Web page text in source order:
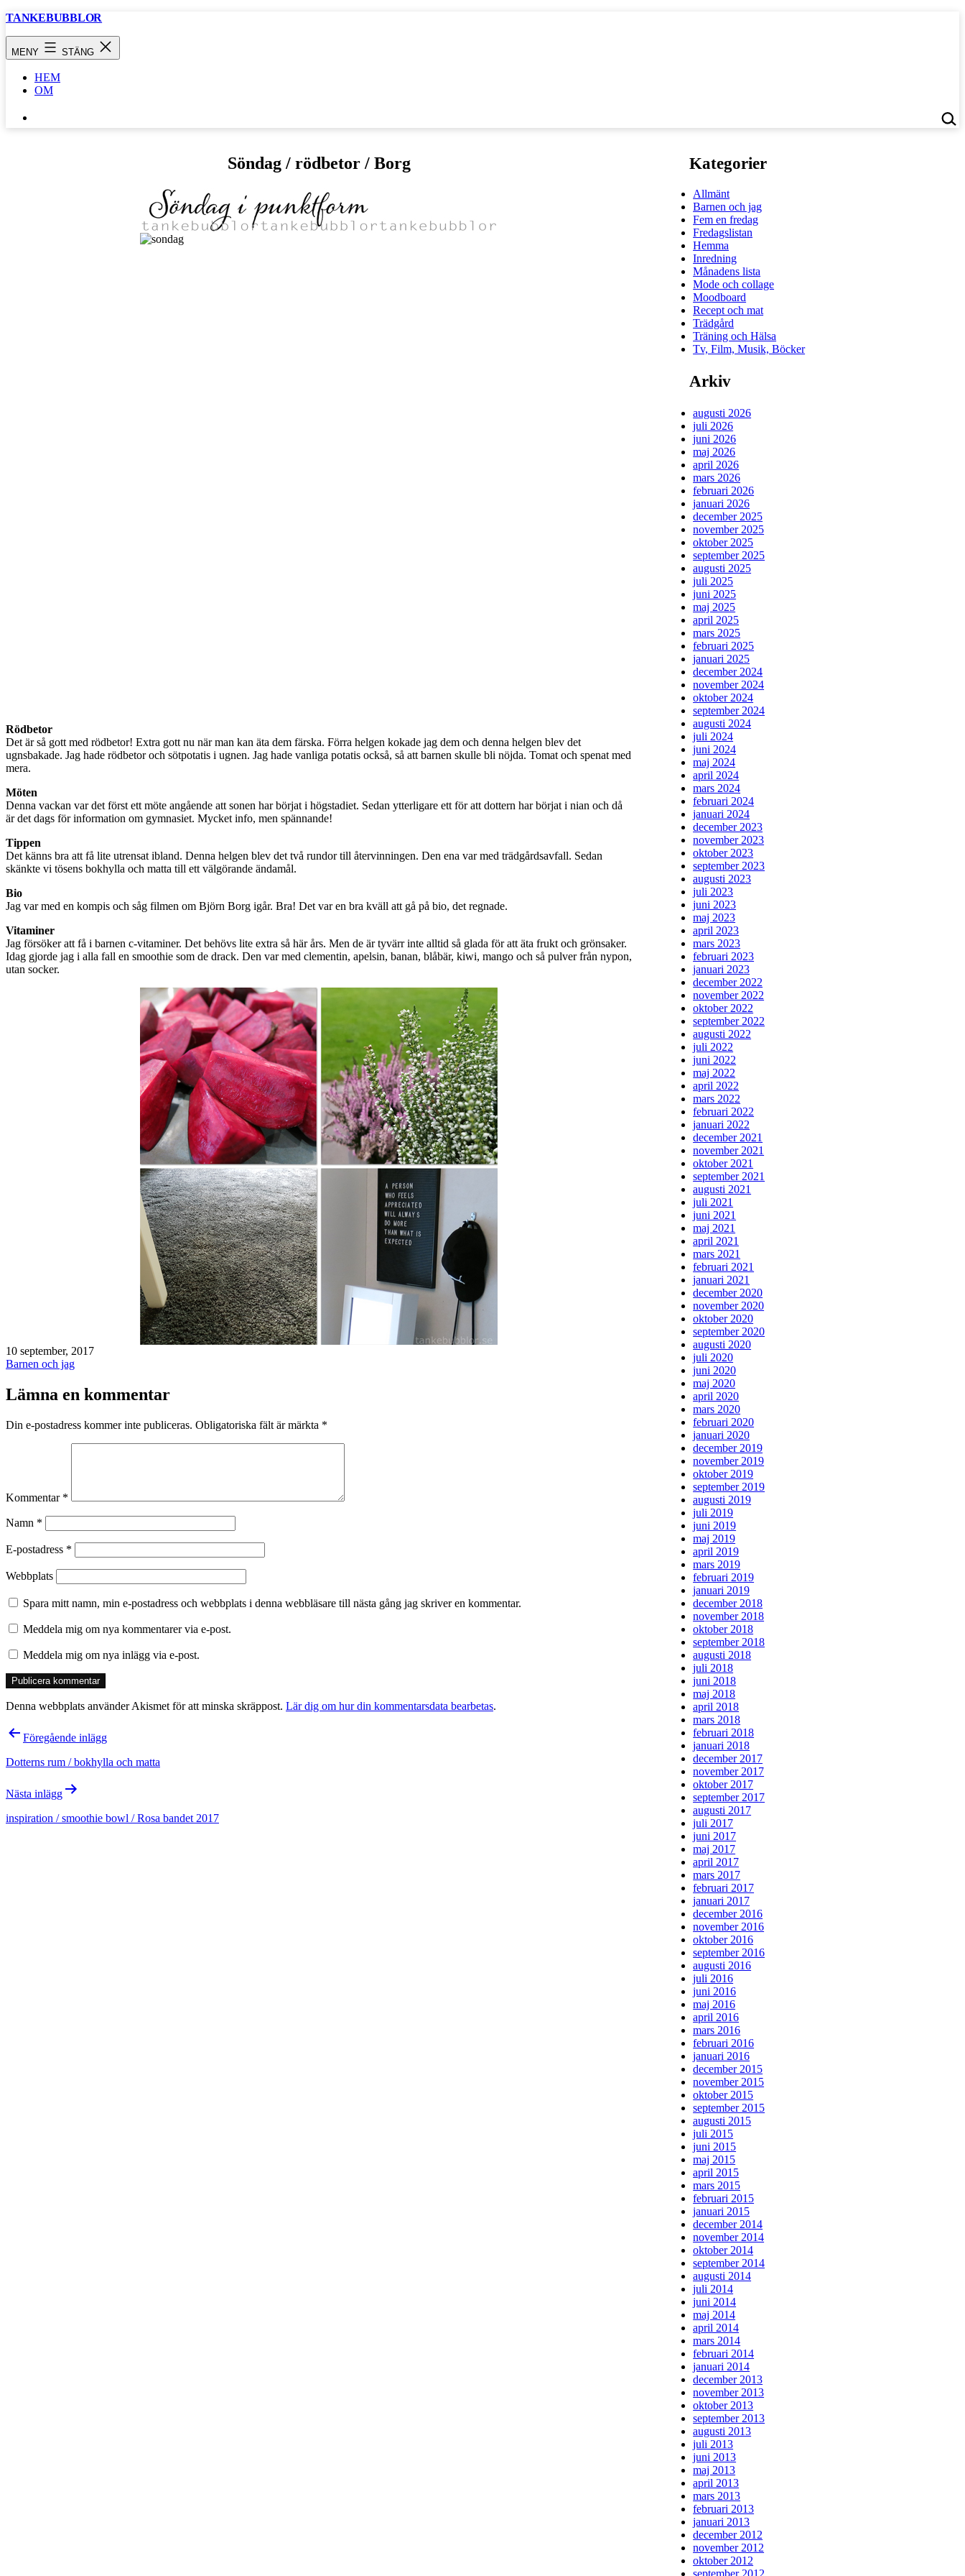
Hoppa
TANKEBUBBLOR
MENY STÄNG
HEM
OM
…
Söndag / rödbetor / Borg
Rödbetor
Det är så gott med rödbetor! Extra gott nu när man kan äta dem färska. Förra helgen kokade jag dem och denna helgen blev det
ugnsbakade. Jag hade rödbetor och sötpotatis i ugnen. Jag hade vanliga potatis också, så att barnen skulle bli nöjda. Tomat och spenat med
mera.
Möten
Denna vackan var det först ett möte angående att sonen har börjat i högstadiet. Sedan ytterligare ett för att dottern har börjat i nian och då
är det dags för information om gymnasiet. Mycket info, men spännande!
Tippen
Det känns bra att få lite utrensat ibland. Denna helgen blev det två rundor till återvinningen. Den ena var med trädgårdsavfall. Sedan
skänkte vi tösens bokhylla och matta till ett välgörande ändamål.
Bio
Jag var med en kompis och såg filmen om Björn Borg igår. Bra! Det var en bra kväll att gå på bio, det regnade.
Vitaminer
Jag försöker att få i barnen c-vitaminer. Det behövs lite extra så här års. Men de är tyvärr inte alltid så glada för att äta frukt och grönsaker.
Idag gjorde jag i alla fall en smoothie som de drack. Den var med clementin, apelsin, banan, blåbär, kiwi, mango och så pulver från nypon,
utan socker.
Publicerat
den
10 september, 2017
Kategoriserat
Barnen och jag
Lämna en kommentar
Din e-postadress kommer inte publiceras. Obligatoriska fält är märkta *
Kommentar *
Namn *
E-postadress *
Webbplats
Spara mitt namn, min e-postadress och webbplats i denna webbläsare till nästa gång jag skriver en kommentar.
Meddela mig om nya kommentarer via e-post.
Meddela mig om nya inlägg via e-post.
Denna webbplats använder Akismet för att minska skräppost. Lär dig om hur din kommentarsdata bearbetas.
Inläggsnavigering
Föregående inlägg
Dotterns rum / bokhylla och matta
Nästa inlägg
inspiration / smoothie bowl / Rosa bandet 2017
Kategorier
Allmänt
Barnen och jag
Fem en fredag
Fredagslistan
Hemma
Inredning
Månadens lista
Mode och collage
Moodboard
Recept och mat
Trädgård
Träning och Hälsa
Tv, Film, Musik, Böcker
Arkiv
augusti 2026
juli 2026
juni 2026
maj 2026
april 2026
mars 2026
februari 2026
januari 2026
december 2025
november 2025
oktober 2025
september 2025
augusti 2025
juli 2025
juni 2025
maj 2025
april 2025
mars 2025
februari 2025
januari 2025
december 2024
november 2024
oktober 2024
september 2024
augusti 2024
juli 2024
juni 2024
maj 2024
april 2024
mars 2024
februari 2024
januari 2024
december 2023
november 2023
oktober 2023
september 2023
augusti 2023
juli 2023
juni 2023
maj 2023
april 2023
mars 2023
februari 2023
januari 2023
december 2022
november 2022
oktober 2022
september 2022
augusti 2022
juli 2022
juni 2022
maj 2022
april 2022
mars 2022
februari 2022
januari 2022
december 2021
november 2021
oktober 2021
september 2021
augusti 2021
juli 2021
juni 2021
maj 2021
april 2021
mars 2021
februari 2021
januari 2021
december 2020
november 2020
oktober 2020
september 2020
augusti 2020
juli 2020
juni 2020
maj 2020
april 2020
mars 2020
februari 2020
januari 2020
december 2019
november 2019
oktober 2019
september 2019
augusti 2019
juli 2019
juni 2019
maj 2019
april 2019
mars 2019
februari 2019
januari 2019
december 2018
november 2018
oktober 2018
september 2018
augusti 2018
juli 2018
juni 2018
maj 2018
april 2018
mars 2018
februari 2018
januari 2018
december 2017
november 2017
oktober 2017
september 2017
augusti 2017
juli 2017
juni 2017
maj 2017
april 2017
mars 2017
februari 2017
januari 2017
december 2016
november 2016
oktober 2016
september 2016
augusti 2016
juli 2016
juni 2016
maj 2016
april 2016
mars 2016
februari 2016
januari 2016
december 2015
november 2015
oktober 2015
september 2015
augusti 2015
juli 2015
juni 2015
maj 2015
april 2015
mars 2015
februari 2015
januari 2015
december 2014
november 2014
oktober 2014
september 2014
augusti 2014
juli 2014
juni 2014
maj 2014
april 2014
mars 2014
februari 2014
januari 2014
december 2013
november 2013
oktober 2013
september 2013
augusti 2013
juli 2013
juni 2013
maj 2013
april 2013
mars 2013
februari 2013
januari 2013
december 2012
november 2012
oktober 2012
september 2012